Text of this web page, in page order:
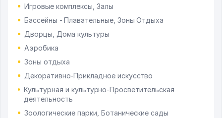
Игровые комплексы, Залы
Бассейны - Плавательные, Зоны Отдыха
Дворцы, Дома культуры
Аэробика
Зоны отдыха
Декоративно-Прикладное искусство
Культурная и культурно-Просветительская
деятельность
Зоологические парки, Ботанические сады